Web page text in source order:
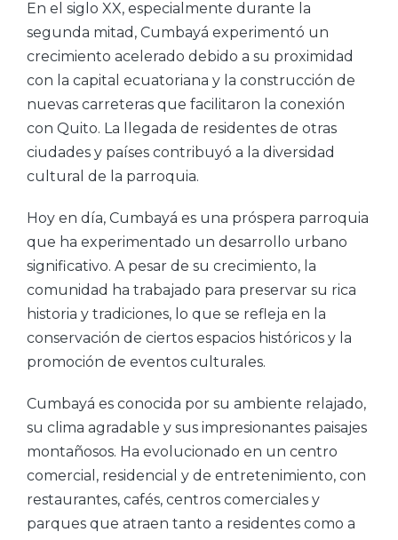
En el siglo XX, especialmente durante la
segunda mitad, Cumbayá experimentó un
crecimiento acelerado debido a su proximidad
con la capital ecuatoriana y la construcción de
nuevas carreteras que facilitaron la conexión
con Quito. La llegada de residentes de otras
ciudades y países contribuyó a la diversidad
cultural de la parroquia.
Hoy en día, Cumbayá es una próspera parroquia
que ha experimentado un desarrollo urbano
significativo. A pesar de su crecimiento, la
comunidad ha trabajado para preservar su rica
historia y tradiciones, lo que se refleja en la
conservación de ciertos espacios históricos y la
promoción de eventos culturales.
Cumbayá es conocida por su ambiente relajado,
su clima agradable y sus impresionantes paisajes
montañosos. Ha evolucionado en un centro
comercial, residencial y de entretenimiento, con
restaurantes, cafés, centros comerciales y
parques que atraen tanto a residentes como a